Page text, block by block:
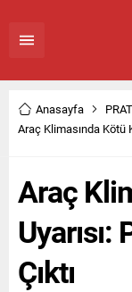
Anasayfa
Araç Klimasında Kötü
Araç
Çıktı